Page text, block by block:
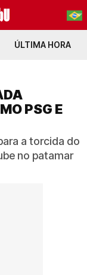
ÚLTIMA HORA
PSG E
a torcida do
no patamar